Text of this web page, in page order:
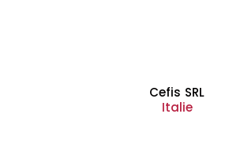
Cefis SRL
Italie